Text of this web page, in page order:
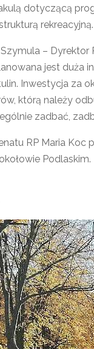
dotyczącą
rekreacyjną.
– Dyrektor
jest duża
Inwestycja za
którą należy
zadbać,
RP Maria
Podlaskim.